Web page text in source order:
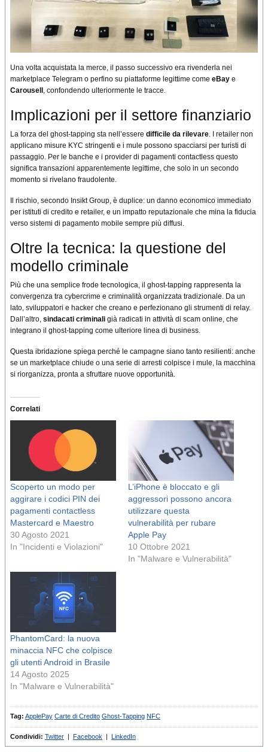
Una volta acquistata la merce, il passo successivo era rivenderla nei
marketplace Telegram o perfino su piattaforme legittime come eBay e
Carousell , confondendo ulteriormente le tracce.
Implicazioni per il settore finanziario
La forza del ghost-tapping sta nell’essere difficile da rilevare. I retailer non
applicano misure KYC stringenti e i mule possono spacciarsi per turisti di
passaggio. Per le banche e i provider di pagamenti contactless questo
significa transazioni apparentemente legittime, che solo in un secondo
momento si rivelano fraudolente.
Il rischio, secondo Insikt Group, è duplice: un danno economico immediato
per istituti di credito e retailer, e un impatto reputazionale che mina la fiducia
verso sistemi di pagamento mobile sempre più diffusi.
Oltre la tecnica: la questione del
modello criminale
Più che una semplice frode tecnologica, il ghost-tapping rappresenta la
convergenza tra cybercrime e criminalità organizzata tradizionale. Da un
lato, sviluppatori e hacker che creano e perfezionano gli strumenti di relay.
Dall’altro, sindacati criminali già radicati in attività di scam online, che
integrano il ghost-tapping come ulteriore linea di business.
Questa ibridazione spiega perché le campagne siano tanto resilienti: anche
se un marketplace chiude o una serie di arresti colpisce i mule, la macchina
si riorganizza, pronta a sfruttare nuove opportunità.
Correlati
Scoperto un modo per
aggirare i codici PIN dei
pagamenti contactless
Mastercard e Maestro
30 Agosto 2021
In "Incidenti e Violazioni"
L’iPhone è bloccato e gli
aggressori possono ancora
utilizzare questa
vulnerabilità per rubare
Apple Pay
10 Ottobre 2021
In "Malware e Vulnerabilità"
PhantomCard: la nuova
minaccia NFC che colpisce
gli utenti Android in Brasile
14 Agosto 2025
In "Malware e Vulnerabilità"
Tag: ApplePay Carte di Credito Ghost-Tapping NFC
Condividi: Twitter Facebook LinkedIn